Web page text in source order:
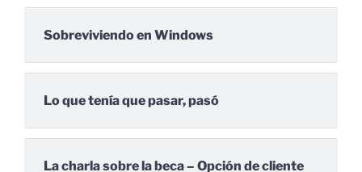
Sobreviviendo en Windows
Lo que tenía que pasar, pasó
La charla sobre la beca – Opción de cliente